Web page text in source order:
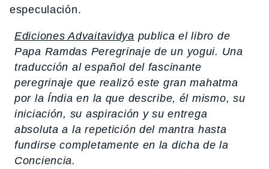
especulación.
Ediciones Advaitavidya publica el libro de
Papa Ramdas Peregrinaje de un yogui. Una
traducción al español del fascinante
peregrinaje que realizó este gran mahatma
por la Índia en la que describe, él mismo, su
iniciación, su aspiración y su entrega
absoluta a la repetición del mantra hasta
fundirse completamente en la dicha de la
Conciencia.